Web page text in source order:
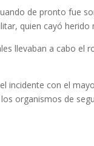
de pronto fue
quien cayó herido
llevaban a cabo el
incidente con el
organismos de